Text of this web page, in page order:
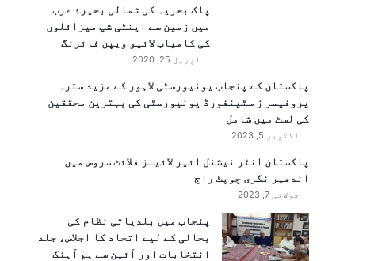
پاک بحریہ کی شمالی بحیرۂ عرب
میں زمین سے اینٹی شپ میزائلوں
کی کامیاب لائیو ویپن فائرنگ
اپریل 25, 2020
پاکستان کے پنجاب یونیورسٹی لاہور کے مزید سترہ
پروفیسر ز سٹینفورڈ یونیورسٹی کی بہترین محققین
کی لسٹ میں شامل
اکتوبر 5, 2023
پاکستان انٹر نیشنل ائیر لائینز فلائٹ سروس میں
اندھیر نگری چوپٹ راج
جولائی 7, 2023
پنجاب میں بلدیاتی نظام کی
بحالی کے لیے اتحاد کا اجلاس، جلد
انتخابات اور آئین سے ہم آہنگ